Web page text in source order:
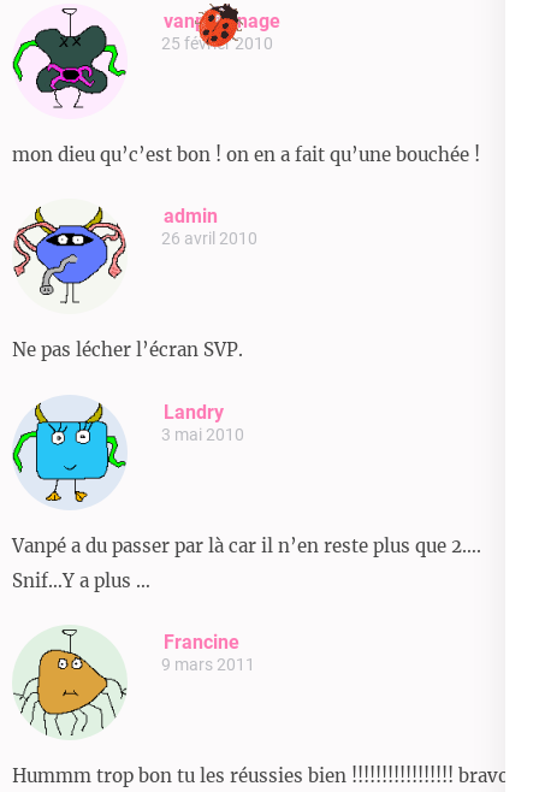
vanpévenage
25 février 2010
mon dieu qu’c’est bon ! on en a fait qu’une bouchée !
admin
26 avril 2010
Ne pas lécher l’écran SVP.
Landry
3 mai 2010
Vanpé a du passer par là car il n’en reste plus que 2….
Snif…Y a plus …
Francine
9 mars 2011
Hummm trop bon tu les réussies bien !!!!!!!!!!!!!!!!! bravo